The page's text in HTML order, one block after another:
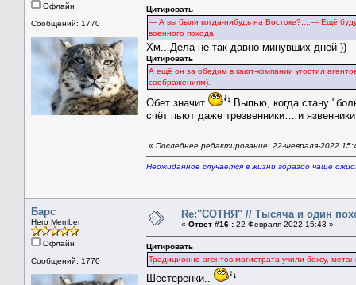
Офлайн
Сообщений: 1770
Цитировать
— А вы были когда-нибудь на Востоке?....— Ещё
военного похода.
Хм...Дела не так давно минувших дней ))
Цитировать
А ещё он за обедом в кают-компании угостил
соображениям).
Обет значит
Выпью, когда стану
счёт пьют даже трезвенники… и
« Последнее редактирование: 22-Февраля-2022
Неожиданное случается в жизни гораздо чаще
Барс
Hero Member
Офлайн
Сообщений: 1770
Re:"СОТНЯ" // Тысяча и один
« Ответ #16 : 22-Февраля-2022 15:43 »
Цитировать
Традиционно агентов магистрата учили боксу,
Шестеренки..